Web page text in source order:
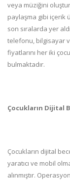
veya müziğini
paylaşma gibi içerik
son sıralarda yer
telefonu, bilgisayar
fiyatlarını her iki
bulmaktadır.
Çocukların Dijital
Çocukların dijital
yaratıcı ve mobil
alınmıştır.